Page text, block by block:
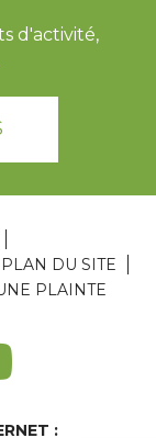
d'activité,
PLAN DU SITE
PLAINTE
: